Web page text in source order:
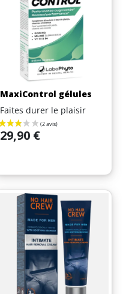
MaxiControl gélules
Faites durer le plaisir
Prix
29,90 €